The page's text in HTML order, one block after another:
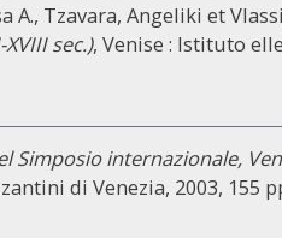
A., Tzavara, Angeliki et
sec.), Venise : Istituto
Simposio internazionale,
di Venezia, 2003, 155